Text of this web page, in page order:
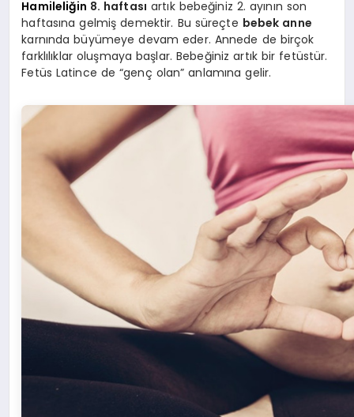
Hamileliğin 8. haftası artık bebeğiniz 2. ayının son
haftasına gelmiş demektir. Bu süreçte bebek anne
karnında büyümeye devam eder. Annede de birçok
farklılıklar oluşmaya başlar. Bebeğiniz artık bir fetüstür.
Fetüs Latince de “genç olan” anlamına gelir.